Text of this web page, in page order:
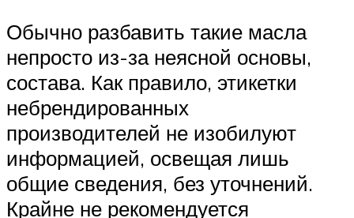
Обычно разбавить такие масла
непросто из-за неясной основы,
состава. Как правило, этикетки
небрендированных
производителей не изобилуют
информацией, освещая лишь
общие сведения, без уточнений.
Крайне не рекомендуется